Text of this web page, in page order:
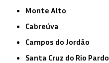
Monte Alto
Cabreúva
Campos do Jordão
Santa Cruz do Rio Pardo